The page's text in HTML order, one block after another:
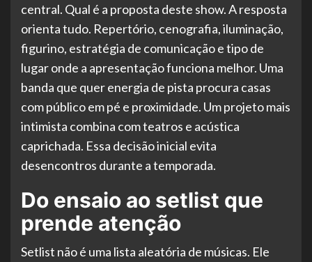
central. Qual é a proposta deste show. A resposta
orienta tudo. Repertório, cenografia, iluminação,
figurino, estratégia de comunicação e tipo de
lugar onde a apresentação funciona melhor. Uma
banda que quer energia de pista procura casas
com público em pé e proximidade. Um projeto mais
intimista combina com teatros e acústica
caprichada. Essa decisão inicial evita
desencontros durante a temporada.
Do ensaio ao setlist que
prende atenção
Setlist não é uma lista aleatória de músicas. Ele